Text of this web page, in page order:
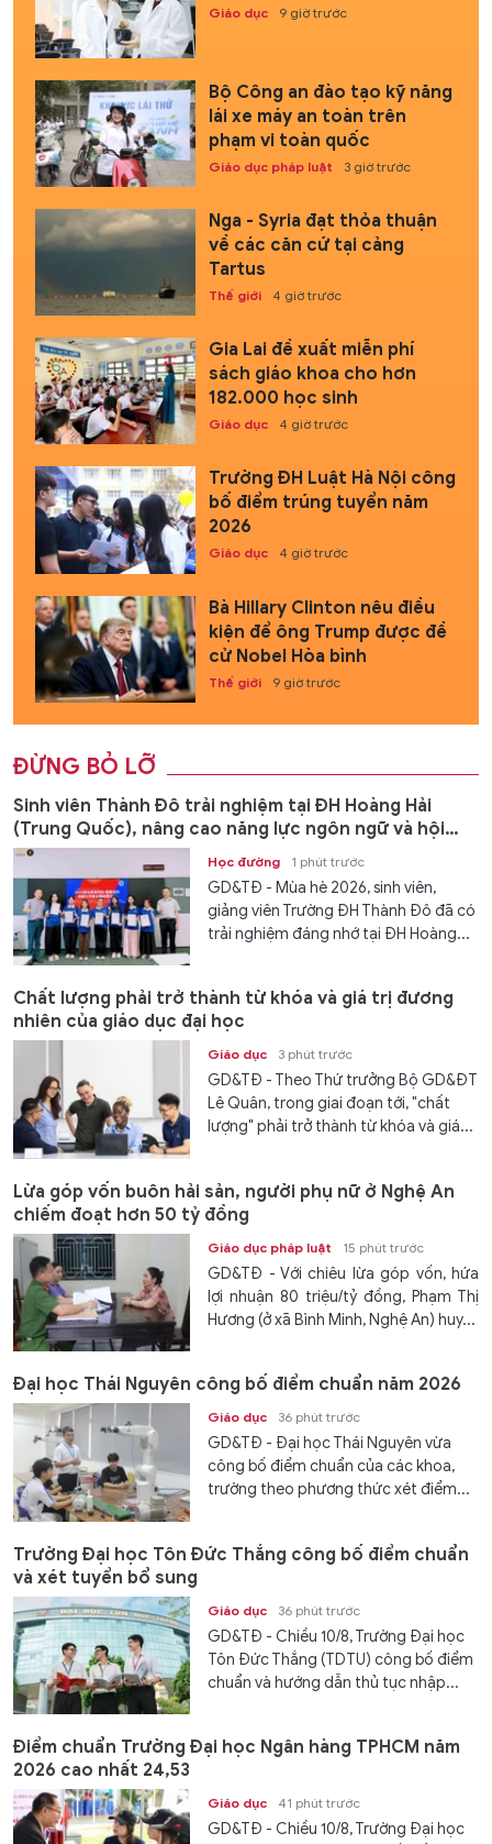
Giáo dục 9 giờ trước
Bộ Công an đào tạo kỹ năng
lái xe máy an toàn trên
phạm vi toàn quốc
Giáo dục pháp luật 3 giờ trước
Nga - Syria đạt thỏa thuận
về các căn cứ tại cảng
Tartus
Thế giới 4 giờ trước
Gia Lai đề xuất miễn phí
sách giáo khoa cho hơn
182.000 học sinh
Giáo dục 4 giờ trước
Trường ĐH Luật Hà Nội công
bố điểm trúng tuyển năm
2026
Giáo dục 4 giờ trước
Bà Hillary Clinton nêu điều
kiện để ông Trump được đề
cử Nobel Hòa bình
Thế giới 9 giờ trước
ĐỪNG BỎ LỠ
Sinh viên Thành Đô trải nghiệm tại ĐH Hoàng Hải
(Trung Quốc), nâng cao năng lực ngôn ngữ và hội
nhập
Học đường 1 phút trước
GD&TĐ - Mùa hè 2026, sinh viên,
giảng viên Trường ĐH Thành Đô đã có
trải nghiệm đáng nhớ tại ĐH Hoàng...
Chất lượng phải trở thành từ khóa và giá trị đương
nhiên của giáo dục đại học
Giáo dục 3 phút trước
GD&TĐ - Theo Thứ trưởng Bộ GD&ĐT
Lê Quân, trong giai đoạn tới, "chất
lượng" phải trở thành từ khóa và giá...
Lừa góp vốn buôn hải sản, người phụ nữ ở Nghệ An
chiếm đoạt hơn 50 tỷ đồng
Giáo dục pháp luật 15 phút trước
GD&TĐ - Với chiêu lừa góp vốn, hứa
lợi nhuận 80 triệu/tỷ đồng, Phạm Thị
Hương (ở xã Bình Minh, Nghệ An) huy...
Đại học Thái Nguyên công bố điểm chuẩn năm 2026
Giáo dục 36 phút trước
GD&TĐ - Đại học Thái Nguyên vừa
công bố điểm chuẩn của các khoa,
trường theo phương thức xét điểm...
Trường Đại học Tôn Đức Thắng công bố điểm chuẩn
và xét tuyển bổ sung
Giáo dục 36 phút trước
GD&TĐ - Chiều 10/8, Trường Đại học
Tôn Đức Thắng (TDTU) công bố điểm
chuẩn và hướng dẫn thủ tục nhập...
Điểm chuẩn Trường Đại học Ngân hàng TPHCM năm
2026 cao nhất 24,53
Giáo dục 41 phút trước
GD&TĐ - Chiều 10/8, Trường Đại học